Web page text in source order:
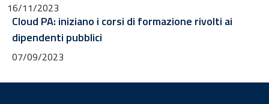
16/11/2023
Cloud PA: iniziano i corsi di formazione rivolti ai
dipendenti pubblici
07/09/2023